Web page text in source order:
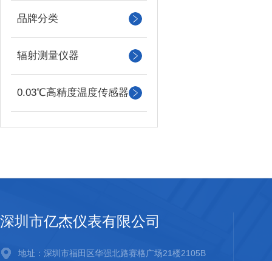
品牌分类
辐射测量仪器
0.03℃高精度温度传感器
深圳市亿杰仪表有限公司
地址：深圳市福田区华强北路赛格广场21楼2105B